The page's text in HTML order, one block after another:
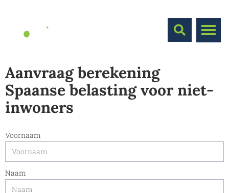
Aanvraag berekening
Spaanse belasting voor niet-
inwoners
Voornaam
Naam